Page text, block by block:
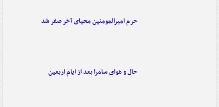
حرم امیرالمومنین محیای آخر صفر شد
حال و هوای سامرا بعد از ایام اربعین